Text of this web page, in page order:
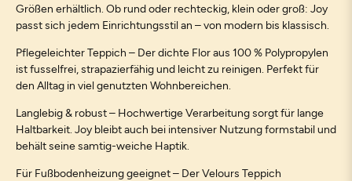
Größen erhältlich. Ob rund oder rechteckig, klein oder groß: Joy
passt sich jedem Einrichtungsstil an – von modern bis klassisch.
Pflegeleichter Teppich – Der dichte Flor aus 100 % Polypropylen
ist fusselfrei, strapazierfähig und leicht zu reinigen. Perfekt für
den Alltag in viel genutzten Wohnbereichen.
Langlebig & robust – Hochwertige Verarbeitung sorgt für lange
Haltbarkeit. Joy bleibt auch bei intensiver Nutzung formstabil und
behält seine samtig-weiche Haptik.
Für Fußbodenheizung geeignet – Der Velours Teppich